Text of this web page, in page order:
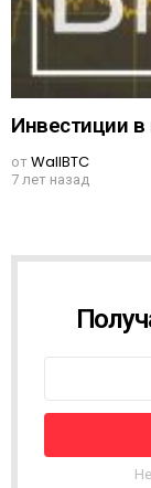
Инвестиции
отWallBTC
7 лет назад
W
L
T